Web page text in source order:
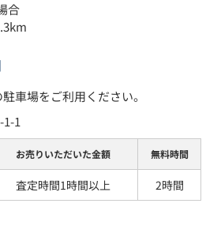
合
車場をご利用ください。
1
お売りいただいた金額 無料時間
査定時間1時間以上 2時間